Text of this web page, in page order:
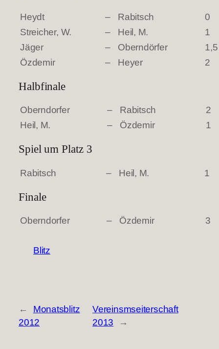
Heydt – Rabitsch
0
Streicher, W.
– Heil, M.
1
Jäger
– Oberndörfer
1,5
Özdemir
– Heyer 2
Halbfinale
Oberndorfer – Rabitsch
2
Heil, M.
– Özdemir 1
Spiel um Platz 3
Rabitsch – Heil, M. 1
Finale
Oberndorfer – Özdemir 3
Blitz
←
Monatsblitz
2012
Vereinsmseiterschaft
2013
→